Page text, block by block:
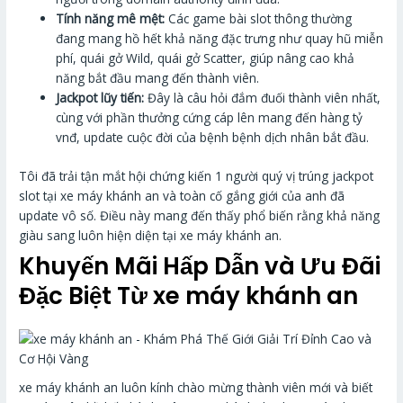
Tính năng mê mệt: Các game bài slot thông thường
đang mang hồ hết khả năng đặc trưng như quay hũ miễn
phí, quái gở Wild, quái gở Scatter, giúp nâng cao khả
năng bắt đầu mang đến thành viên.
Jackpot lũy tiến: Đây là câu hỏi đắm đuối thành viên nhất,
cùng với phần thưởng cứng cáp lên mang đến hàng tỷ
vnđ, update cuộc đời của bệnh bệnh dịch nhân bắt đầu.
Tôi đã trải tận mắt hội chứng kiến 1 người quý vị trúng jackpot
slot tại xe máy khánh an và toàn cố gắng giới của anh đã
update vô số. Điều này mang đến thấy phổ biến rằng khả năng
giàu sang luôn hiện diện tại xe máy khánh an.
Khuyến Mãi Hấp Dẫn và Ưu Đãi
Đặc Biệt Từ xe máy khánh an
xe máy khánh an luôn kính chào mừng thành viên mới và biết